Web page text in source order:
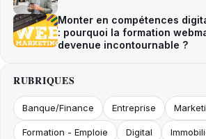
Monter en compétences
: pourquoi la formation
devenue incontournable ?
RUBRIQUES
Banque/Finance Entreprise
Formation - Emploie Digital